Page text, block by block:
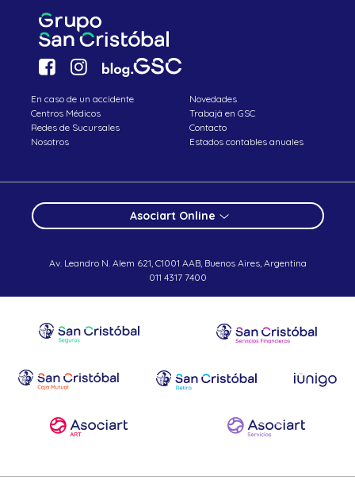
En caso de un accidente
Centros Médicos
Redes de Sucursales
Nosotros
Novedades
Trabajá en GSC
Contacto
Estados contables anuales
Asociart Online
Av. Leandro N. Alem 621, C1001 AAB, Buenos Aires, Argentina
011 4317 7400